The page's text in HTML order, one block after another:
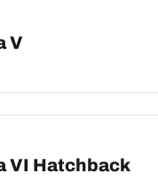
V
VI Hatchback